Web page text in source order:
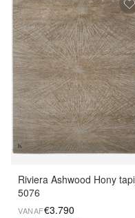
Riviera Ashwood Hony
5076
VANAF€3.790